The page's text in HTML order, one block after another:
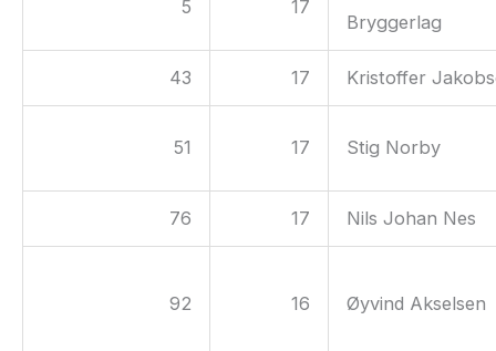
5 17
Bryggerlag
43 17 Kristoffer
51 17 Stig Norby
76 17 Nils Johan Nes
92 16 Øyvind Akselsen